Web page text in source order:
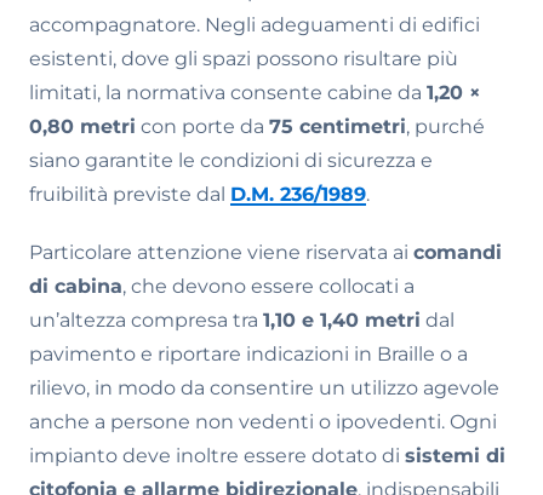
accompagnatore. Negli adeguamenti di edifici
esistenti, dove gli spazi possono risultare più
limitati, la normativa consente cabine da 1,20 ×
0,80 metri con porte da 75 centimetri, purché
siano garantite le condizioni di sicurezza e
fruibilità previste dal D.M. 236/1989.
Particolare attenzione viene riservata ai comandi
di cabina, che devono essere collocati a
un’altezza compresa tra 1,10 e 1,40 metri dal
pavimento e riportare indicazioni in Braille o a
rilievo, in modo da consentire un utilizzo agevole
anche a persone non vedenti o ipovedenti. Ogni
impianto deve inoltre essere dotato di sistemi di
citofonia e allarme bidirezionale, indispensabili